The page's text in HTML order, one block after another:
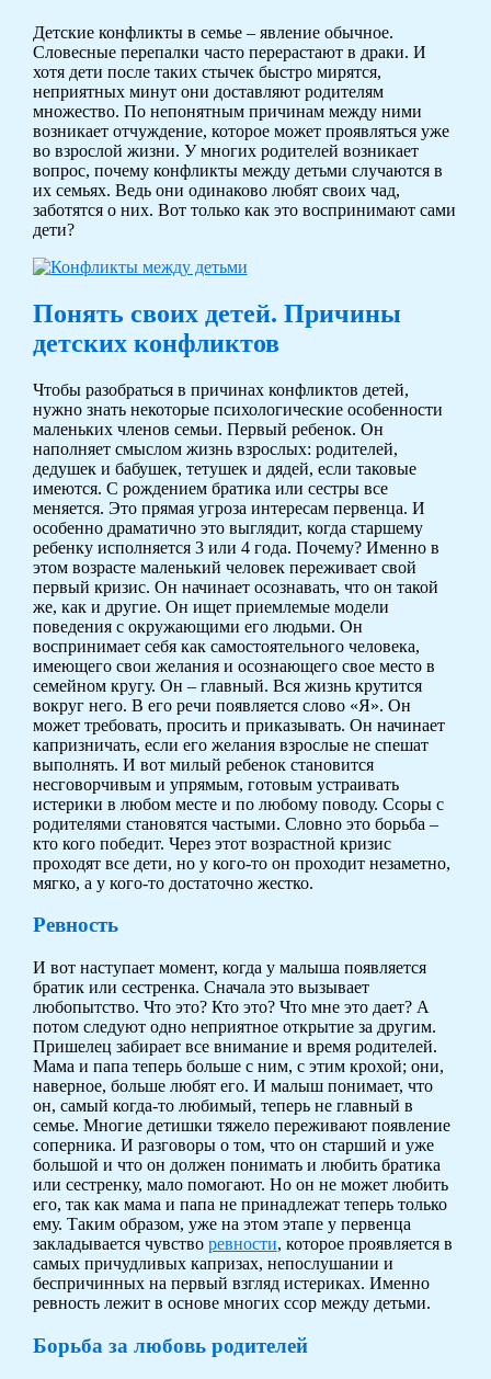
Детские конфликты в семье – явление обычное.
Словесные перепалки часто перерастают в драки. И
хотя дети после таких стычек быстро мирятся,
неприятных минут они доставляют родителям
множество. По непонятным причинам между ними
возникает отчуждение, которое может проявляться уже
во взрослой жизни. У многих родителей возникает
вопрос, почему конфликты между детьми случаются в
их семьях. Ведь они одинаково любят своих чад,
заботятся о них. Вот только как это воспринимают сами
дети?
Понять своих детей. Причины
детских конфликтов
Чтобы разобраться в причинах конфликтов детей,
нужно знать некоторые психологические особенности
маленьких членов семьи. Первый ребенок. Он
наполняет смыслом жизнь взрослых: родителей,
дедушек и бабушек, тетушек и дядей, если таковые
имеются. С рождением братика или сестры все
меняется. Это прямая угроза интересам первенца. И
особенно драматично это выглядит, когда старшему
ребенку исполняется 3 или 4 года. Почему? Именно в
этом возрасте маленький человек переживает свой
первый кризис. Он начинает осознавать, что он такой
же, как и другие. Он ищет приемлемые модели
поведения с окружающими его людьми. Он
воспринимает себя как самостоятельного человека,
имеющего свои желания и осознающего свое место в
семейном кругу. Он – главный. Вся жизнь крутится
вокруг него. В его речи появляется слово «Я». Он
может требовать, просить и приказывать. Он начинает
капризничать, если его желания взрослые не спешат
выполнять. И вот милый ребенок становится
несговорчивым и упрямым, готовым устраивать
истерики в любом месте и по любому поводу. Ссоры с
родителями становятся частыми. Словно это борьба –
кто кого победит. Через этот возрастной кризис
проходят все дети, но у кого-то он проходит незаметно,
мягко, а у кого-то достаточно жестко.
Ревность
И вот наступает момент, когда у малыша появляется
братик или сестренка. Сначала это вызывает
любопытство. Что это? Кто это? Что мне это дает? А
потом следуют одно неприятное открытие за другим.
Пришелец забирает все внимание и время родителей.
Мама и папа теперь больше с ним, с этим крохой; они,
наверное, больше любят его. И малыш понимает, что
он, самый когда-то любимый, теперь не главный в
семье. Многие детишки тяжело переживают появление
соперника. И разговоры о том, что он старший и уже
большой и что он должен понимать и любить братика
или сестренку, мало помогают. Но он не может любить
его, так как мама и папа не принадлежат теперь только
ему. Таким образом, уже на этом этапе у первенца
закладывается чувство ревности, которое проявляется в
самых причудливых капризах, непослушании и
беспричинных на первый взгляд истериках. Именно
ревность лежит в основе многих ссор между детьми.
Борьба за любовь родителей